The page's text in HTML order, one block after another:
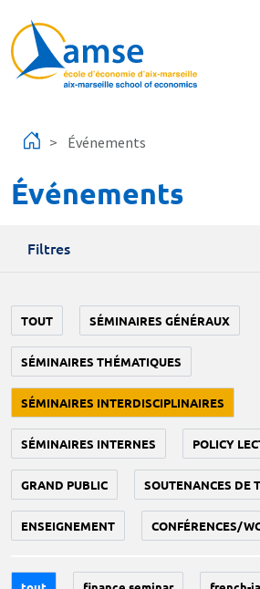
Événements
Événements
Filtres
TOUT SÉMINAIRES GÉNÉRAUX
SÉMINAIRES THÉMATIQUES
SÉMINAIRES INTERDISCIPLINAIRES
SÉMINAIRES INTERNES POLICY
GRAND PUBLIC SOUTENANCES DE
ENSEIGNEMENT CONFÉRENCES/